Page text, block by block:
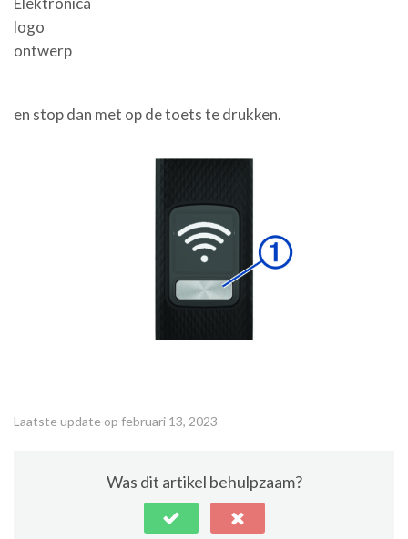
en stop dan met op de toets te drukken.
Laatste update op februari 13, 2023
Was dit artikel behulpzaam?